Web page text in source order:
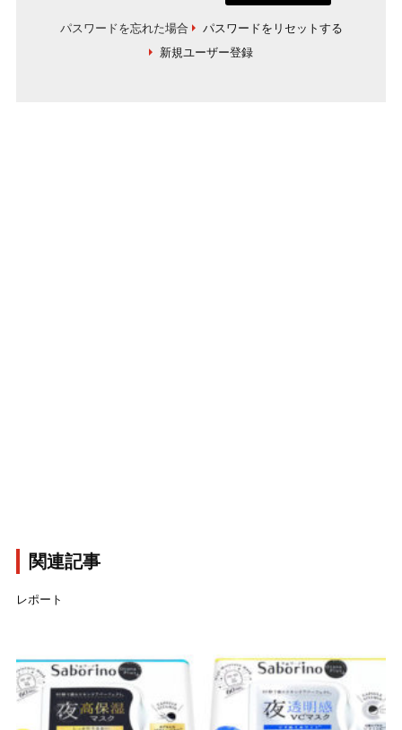
パスワードを忘れた場合
パスワードをリセットする
新規ユーザー登録
関連記事
レポート